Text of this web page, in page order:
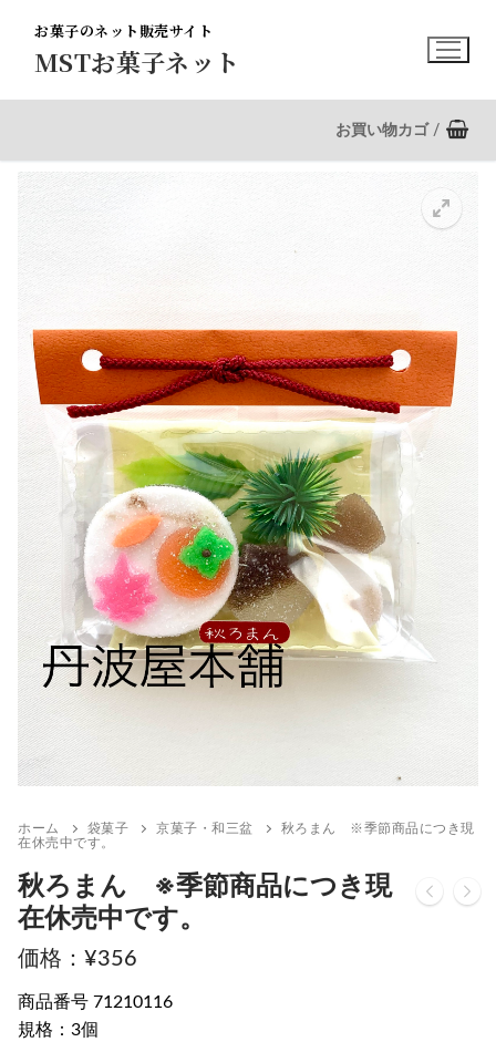
MSTお菓子ネット
お菓子のネット販売サイト
お買い物カゴ /
ホーム 袋菓子 京菓子・和三盆
秋ろまん ※季節商品につき現
在休売中です。
秋ろまん ※季節商品につき現
在休売中です。
¥356
商品番号 71210116
規格：3個